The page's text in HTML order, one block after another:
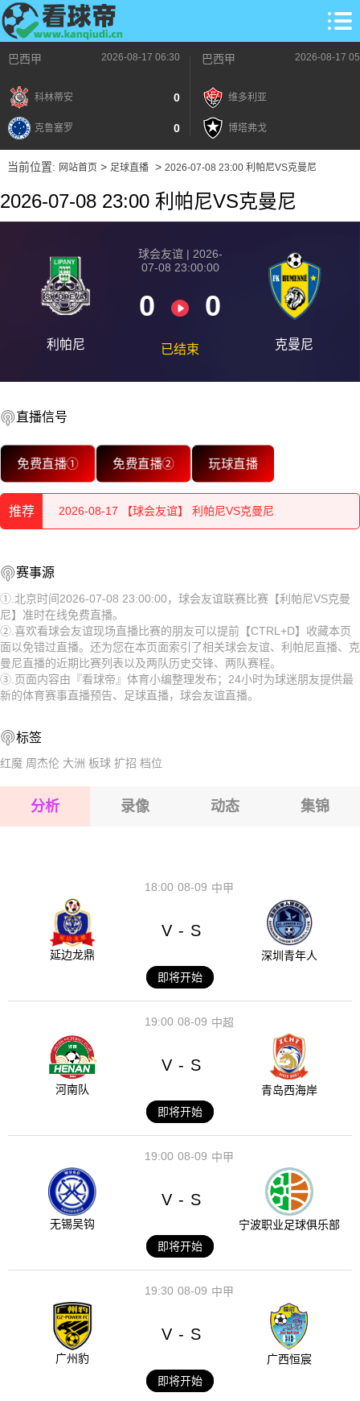
巴西甲 2026-08-17 06:30
科林蒂安 0
克鲁塞罗 0
巴西甲 2026-08-17
维多利亚
博塔弗戈
当前位置: 网站首页> 足球直播> 2026-07-08 23:00 利帕尼VS克曼尼
2026-07-08 23:00 利帕尼VS克曼尼
利帕尼
球会友谊 | 2026-
07-08 23:00:00
0 0
已结束 克曼尼
直播信号
免费直播① 免费直播② 玩球直播
推荐
2026-08-17 【球会友谊】 利帕尼VS克曼尼
2026-08-17 【球会友谊】 利帕尼VS克曼尼
2026-08-17 【球会友谊】 利帕尼VS克曼尼
2026-08-17 【球会友谊】 利帕尼VS克曼尼
2026-08-17 【球会友谊】 利帕尼VS克曼尼
2026-08-17 【球会友谊】 利帕尼VS克曼尼
2026-08-17 【球会友谊】 利帕尼VS克曼尼
2026-08-17 【球会友谊】 利帕尼VS克曼尼
2026-08-17 【球会友谊】 利帕尼VS克曼尼
赛事源
①.北京时间2026-07-08 23:00:00，球会友谊联赛比赛【利帕尼VS克曼
尼】准时在线免费直播。
②.喜欢看球会友谊现场直播比赛的朋友可以提前【CTRL+D】收藏本页
面以免错过直播。还为您在本页面索引了相关球会友谊、利帕尼直播、克
曼尼直播的近期比赛列表以及两队历史交锋、两队赛程。
③.页面内容由『看球帝』体育小编整理发布；24小时为球迷朋友提供最
新的体育赛事直播预告、足球直播，球会友谊直播。
标签
红魔 周杰伦 大洲 板球 扩招 档位
分析 录像 动态 集锦
08-09
18:00 中甲
延边龙鼎
V - S
深圳青年人
即将开始
08-09
19:00 中超
河南队
V - S
青岛西海岸
即将开始
08-09
19:00 中甲
无锡吴钩
V - S
宁波职业足球俱乐部
即将开始
08-09
19:30 中甲
广州豹
V - S
广西恒宸
即将开始